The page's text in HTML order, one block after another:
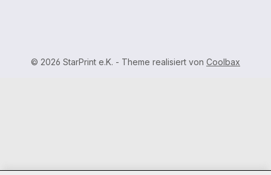
© 2026 StarPrint e.K. - Theme realisiert von Coolbax